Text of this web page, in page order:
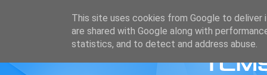
This site uses cookies from Google to deliver
are shared with Google along with
statistics, and to detect and address abuse.